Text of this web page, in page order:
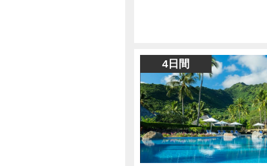
4日間